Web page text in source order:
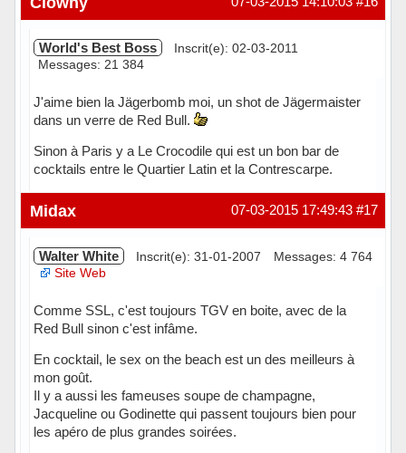
World's Best Boss
Inscrit(e): 02-03-2011
Messages: 21 384
J'aime bien la Jägerbomb moi, un shot de Jägermaister
dans un verre de Red Bull.
Sinon à Paris y a Le Crocodile qui est un bon bar de
cocktails entre le Quartier Latin et la Contrescarpe.
Hors ligne #17
07-03-2015 17:49:43
Midax
Walter White Inscrit(e): 31-01-2007
Messages: 4 764
Site Web
Comme SSL, c'est toujours TGV en boite, avec de la
Red Bull sinon c'est infâme.
En cocktail, le sex on the beach est un des meilleurs à
mon goût.
Il y a aussi les fameuses soupe de champagne,
Jacqueline ou Godinette qui passent toujours bien pour
les apéro de plus grandes soirées.